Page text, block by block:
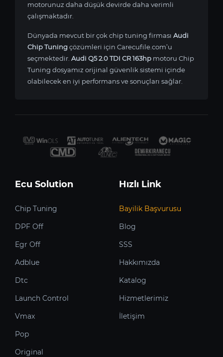
motorunuz daha düşük devirde daha verimli
çalışmaktadır.
Dünyada mevcut bir çok chip tuning firması Audi
Chip Tuningçözümleri için Carecufile.com’u
seçmektedir. Audi Q5 2.0 TDI CR 163hp motoru Chip
Tuning dosyamız orijinal güvenlik sistemi içinde
olabilecek en iyi performans ve sonuçları sağlar.
Ecu Solution
Chip Tuning
DPF Off
Egr Off
Adblue
Dtc
Launch Control
Vmax
Pop
Original
Hızlı Link
Bayilik Başvurusu
Blog
SSS
Hakkımızda
Katalog
Hizmetlerimiz
İletişim